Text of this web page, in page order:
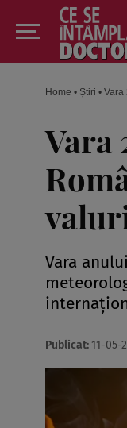
Home • Știri • Vara
Vara
Vara
Publicat: 11-05-